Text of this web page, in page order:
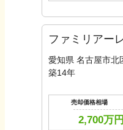
ファミリアー
愛知県 名古屋市北
築14年
売却価格相場
2,700万円